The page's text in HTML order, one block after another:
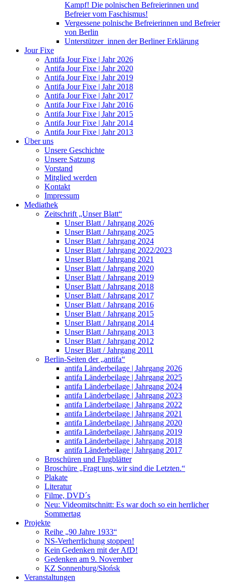
Kampf! Die polnischen Befreierinnen und
Befreier vom Faschismus!
Vergessene polnische Befreierinnen und Befreier
von Berlin
Unterstützer_innen der Berliner Erklärung
Jour Fixe
Antifa Jour Fixe | Jahr 2026
Antifa Jour Fixe | Jahr 2020
Antifa Jour Fixe | Jahr 2019
Antifa Jour Fixe | Jahr 2018
Antifa Jour Fixe | Jahr 2017
Antifa Jour Fixe | Jahr 2016
Antifa Jour Fixe | Jahr 2015
Antifa Jour Fixe | Jahr 2014
Antifa Jour Fixe | Jahr 2013
Über uns
Unsere Geschichte
Unsere Satzung
Vorstand
Mitglied werden
Kontakt
Impressum
Mediathek
Zeitschrift „Unser Blatt“
Unser Blatt / Jahrgang 2026
Unser Blatt / Jahrgang 2025
Unser Blatt / Jahrgang 2024
Unser Blatt / Jahrgang 2022/2023
Unser Blatt / Jahrgang 2021
Unser Blatt / Jahrgang 2020
Unser Blatt / Jahrgang 2019
Unser Blatt / Jahrgang 2018
Unser Blatt / Jahrgang 2017
Unser Blatt / Jahrgang 2016
Unser Blatt / Jahrgang 2015
Unser Blatt / Jahrgang 2014
Unser Blatt / Jahrgang 2013
Unser Blatt / Jahrgang 2012
Unser Blatt / Jahrgang 2011
Berlin-Seiten der „antifa“
antifa Länderbeilage | Jahrgang 2026
antifa Länderbeilage | Jahrgang 2025
antifa Länderbeilage | Jahrgang 2024
antifa Länderbeilage | Jahrgang 2023
antifa Länderbeilage | Jahrgang 2022
antifa Länderbeilage | Jahrgang 2021
antifa Länderbeilage | Jahrgang 2020
antifa Länderbeilage | Jahrgang 2019
antifa Länderbeilage | Jahrgang 2018
antifa Länderbeilage | Jahrgang 2017
Broschüren und Flugblätter
Broschüre „Fragt uns, wir sind die Letzten.“
Plakate
Literatur
Filme, DVD´s
Neu: Videomitschnitt: Es war doch so ein herrlicher
Sommertag
Projekte
Reihe „90 Jahre 1933“
NS-Verherrlichung stoppen!
Kein Gedenken mit der AfD!
Gedenken am 9. November
KZ Sonnenburg/Słońsk
Veranstaltungen